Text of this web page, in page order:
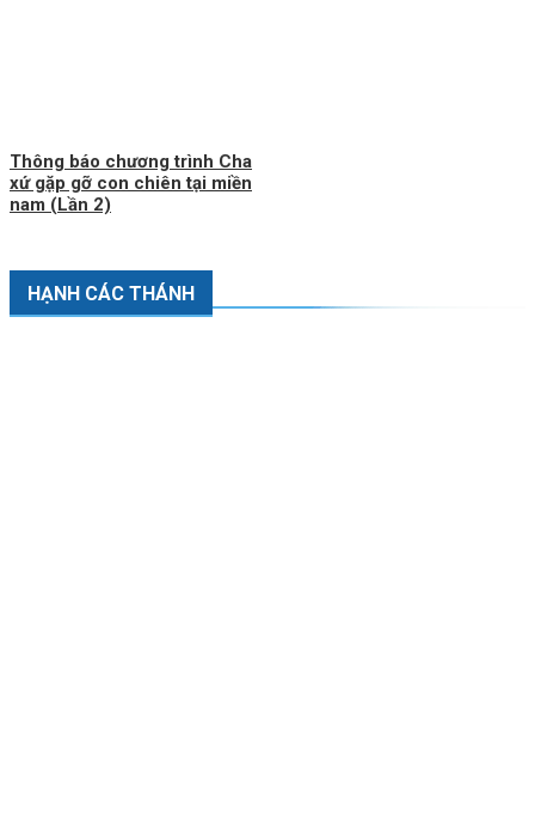
Thông báo chương trình Cha
xứ gặp gỡ con chiên tại miền
nam (Lần 2)
HẠNH CÁC THÁNH